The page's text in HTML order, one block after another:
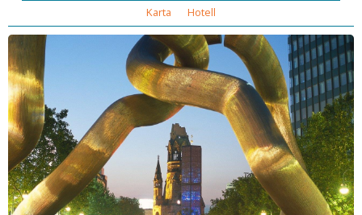
Karta
Hotell